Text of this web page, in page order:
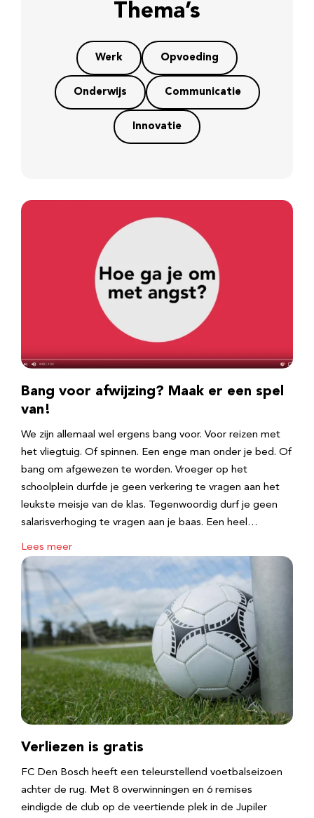
Thema’s
Werk Opvoeding
Onderwijs Communicatie
Innovatie
Bang voor afwijzing? Maak er een spel
van!
We zijn allemaal wel ergens bang voor. Voor reizen met
het vliegtuig. Of spinnen. Een enge man onder je bed. Of
bang om afgewezen te worden. Vroeger op het
schoolplein durfde je geen verkering te vragen aan het
leukste meisje van de klas. Tegenwoordig durf je geen
salarisverhoging te vragen aan je baas. Een heel…
Lees meer
Verliezen is gratis
FC Den Bosch heeft een teleurstellend voetbalseizoen
achter de rug. Met 8 overwinningen en 6 remises
eindigde de club op de veertiende plek in de Jupiler